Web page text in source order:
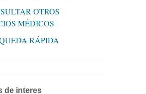
OTROS
MÉDICOS
RÁPIDA
de interes